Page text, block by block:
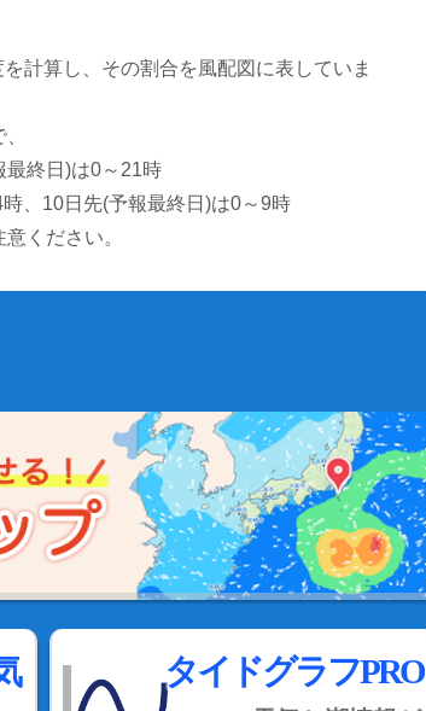
計算し、その割合を風配図に表していま
最終日)は0～21時
、10日先(予報最終日)は0～9時
ください。
タイドグラフPRO